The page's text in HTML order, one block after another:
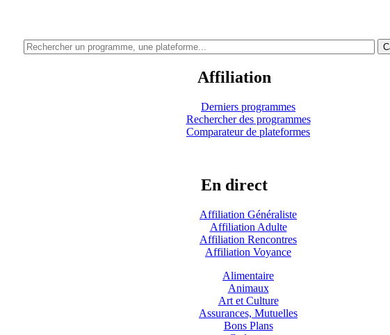
Affiliation
Derniers programmes
Rechercher des programmes
Comparateur de plateformes
En direct
Affiliation Généraliste
Affiliation Adulte
Affiliation Rencontres
Affiliation Voyance
Alimentaire
Animaux
Art et Culture
Assurances, Mutuelles
Bons Plans